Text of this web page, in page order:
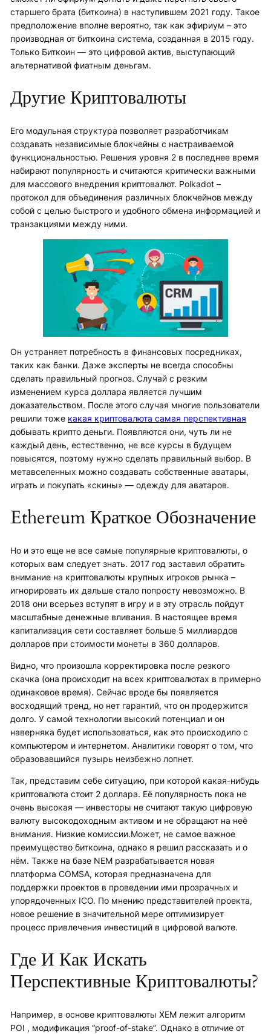
старшего брата (биткоина) в наступившем 2021 году. Такое
предположение вполне вероятно, так как эфириум – это
производная от биткоина система, созданная в 2015 году.
Только Биткоин — это цифровой актив, выступающий
альтернативой фиатным деньгам.
Другие Криптовалюты
Его модульная структура позволяет разработчикам
создавать независимые блокчейны с настраиваемой
функциональностью. Решения уровня 2 в последнее время
набирают популярность и считаются критически важными
для массового внедрения криптовалют. Polkadot –
протокол для объединения различных блокчейнов между
собой с целью быстрого и удобного обмена информацией и
транзакциями между ними.
Он устраняет потребность в финансовых посредниках,
таких как банки. Даже эксперты не всегда способны
сделать правильный прогноз. Случай с резким
изменением курса доллара является лучшим
доказательством. После этого случая многие пользователи
решили тоже какая криптовалюта самая перспективная
добывать крипто деньги. Появляются они, чуть ли не
каждый день, естественно, не все курсы в будущем
повысятся, поэтому нужно сделать правильный выбор. В
метавселенных можно создавать собственные аватары,
играть и покупать «скины» — одежду для аватаров.
Ethereum Краткое Обозначение
Но и это еще не все самые популярные криптовалюты, о
которых вам следует знать. 2017 год заставил обратить
внимание на криптовалюты крупных игроков рынка –
игнорировать их дальше стало попросту невозможно. В
2018 они всерьез вступят в игру и в эту отрасль пойдут
масштабные денежные вливания. В настоящее время
капитализация сети составляет больше 5 миллиардов
долларов при стоимости монеты в 360 долларов.
Видно, что произошла корректировка после резкого
скачка (она происходит на всех криптовалютах в примерно
одинаковое время). Сейчас вроде бы появляется
восходящий тренд, но нет гарантий, что он продержится
долго. У самой технологии высокий потенциал и он
наверняка будет использоваться, как это происходило с
компьютером и интернетом. Аналитики говорят о том, что
образовавшийся пузырь неизбежно лопнет.
Так, представим себе ситуацию, при которой какая-нибудь
криптовалюта стоит 2 доллара. Её популярность пока не
очень высокая — инвесторы не считают такую цифровую
валюту высокодоходным активом и не обращают на неё
внимания. Низкие комиссии.Может, не самое важное
преимущество биткоина, однако я решил рассказать и о
нём. Также на базе NEM разрабатывается новая
платформа COMSA, которая предназначена для
поддержки проектов в проведении ими прозрачных и
упорядоченных ICO. По мнению представителей проекта,
новое решение в значительной мере оптимизирует
процесс привлечения инвестиций в цифровой валюте.
Где И Как Искать
Перспективные Криптовалюты?
Например, в основе криптовалюты XEM лежит алгоритм
POI , модификация “proof-of-stake”. Однако в отличие от